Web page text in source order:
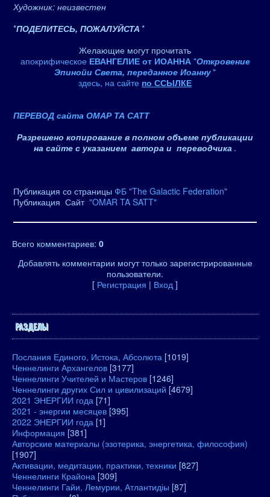
Художник: неизвестен
*ПОДЕЛИТЕСЬ, ПОЖАЛУЙСТА *
Желающие могут прочитать
апокрифическое ЕВАНГЕЛИЕ от ИОАННА"Откровение
Эпинойи Света, переданное Иоанну"
здесь, на сайте по ССЫЛКЕ
ПЕРЕВОД сайта ОМАР ТА САТТ
Разрешено копирование в полном объеме публикации
на сайте с указанием автора и переводчика .
Публикация со страницы ФБ "The Galactic Federation"
Публикация Сайт "OMAR TA SATT"
Всего комментариев: 0
Добавлять комментарии могут только зарегистрированные
пользователи.
[ Регистрация | Вход ]
РАЗДЕЛЫ
Послания Единого, Истока, Абсолюта [1019]
Ченнелинги Архангелов [3177]
Ченнелинги Учителей и Мастеров [1246]
Ченнелинги других Сил и цивилизаций [4679]
2021 ЭНЕРГИИ года [71]
2021 - энергии месяцев [395]
2022 ЭНЕРГИИ года [1]
Информация [381]
Авторские материалы (эзотерика, энергетика, философия)
[1907]
Активации, медитации, практики, техники [827]
Ченнелинги Крайона [309]
Ченнелинги Гайи, Лемурии, Атлантидіы [87]